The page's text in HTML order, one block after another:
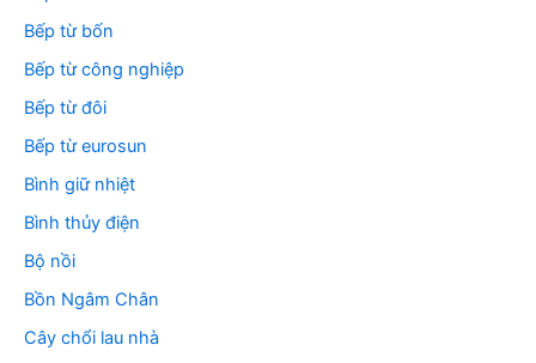
Bếp từ bốn
Bếp từ công nghiệp
Bếp từ đôi
Bếp từ eurosun
Bình giữ nhiệt
Bình thủy điện
Bộ nồi
Bồn Ngâm Chân
Cây chổi lau nhà